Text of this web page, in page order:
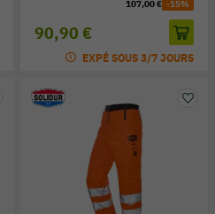
90,90 €
107,00 € -15%
EXPÉ SOUS 3/7 JOURS